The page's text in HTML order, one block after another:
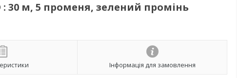
: 30 м, 5 променя, зелений промінь
Інформація для замовлення